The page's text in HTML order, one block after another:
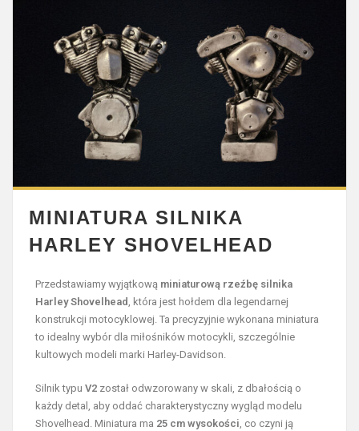
MINIATURA SILNIKA
HARLEY SHOVELHEAD
Przedstawiamy wyjątkową miniaturową rzeźbę silnika
Harley Shovelhead
, która jest hołdem dla legendarnej
konstrukcji motocyklowej. Ta precyzyjnie wykonana miniatura
to idealny wybór dla miłośników motocykli, szczególnie
kultowych modeli marki Harley-Davidson.
Silnik typu V2został odwzorowany w skali, z dbałością o
każdy detal, aby oddać charakterystyczny wygląd modelu
Shovelhead. Miniatura ma 25 cm wysokości, co czyni ją